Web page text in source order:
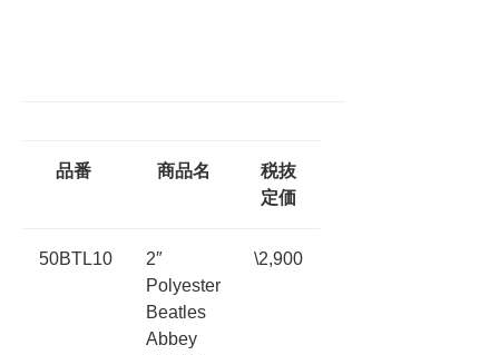
品番 商品名
税抜
定価
50BTL10
2″
Polyester
Beatles
Abbey
\2,900